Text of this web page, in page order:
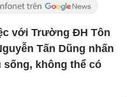
với Trường ĐH Tôn
Tấn Dũng nhấn
không thể có